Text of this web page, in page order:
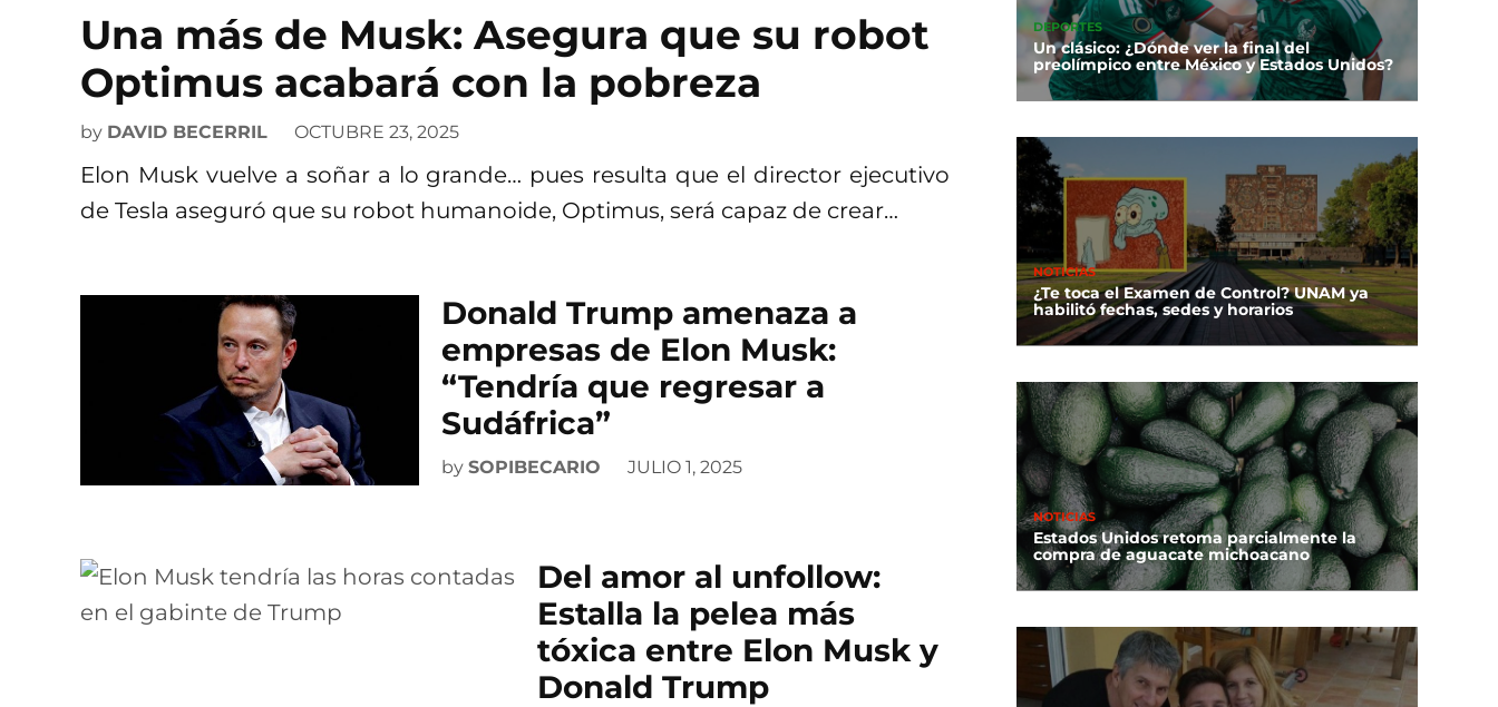
Una más de Musk: Asegura que su robot
Optimus acabará con la pobreza
by DAVID BECERRIL OCTUBRE 23, 2025
Elon Musk vuelve a soñar a lo grande… pues resulta que el director ejecutivo
de Tesla aseguró que su robot humanoide, Optimus, será capaz de crear…
Donald Trump amenaza a
empresas de Elon Musk:
“Tendría que regresar a
Sudáfrica”
by SOPIBECARIO JULIO 1, 2025
Del amor al unfollow:
Estalla la pelea más
tóxica entre Elon Musk y
Donald Trump
DEPORTES
Un clásico: ¿Dónde ver la final del
preolímpico entre México y Estados Unidos?
NOTICIAS
¿Te toca el Examen de Control? UNAM ya
habilitó fechas, sedes y horarios
NOTICIAS
Estados Unidos retoma parcialmente la
compra de aguacate michoacano